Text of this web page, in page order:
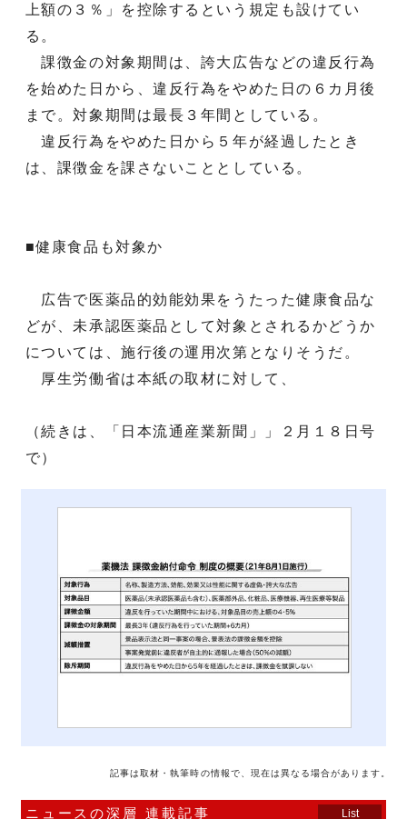
上額の３％」を控除するという規定も設けてい
る。
課徴金の対象期間は、誇大広告などの違反行為
を始めた日から、違反行為をやめた日の６カ月後
まで。対象期間は最長３年間としている。
違反行為をやめた日から５年が経過したとき
は、課徴金を課さないこととしている。
■健康食品も対象か
広告で医薬品的効能効果をうたった健康食品な
どが、未承認医薬品として対象とされるかどうか
については、施行後の運用次第となりそうだ。
厚生労働省は本紙の取材に対して、
（続きは、「日本流通産業新聞」」２月１８日号
で）
記事は取材・執筆時の情報で、現在は異なる場合があります。
ニュースの深層 連載記事 List